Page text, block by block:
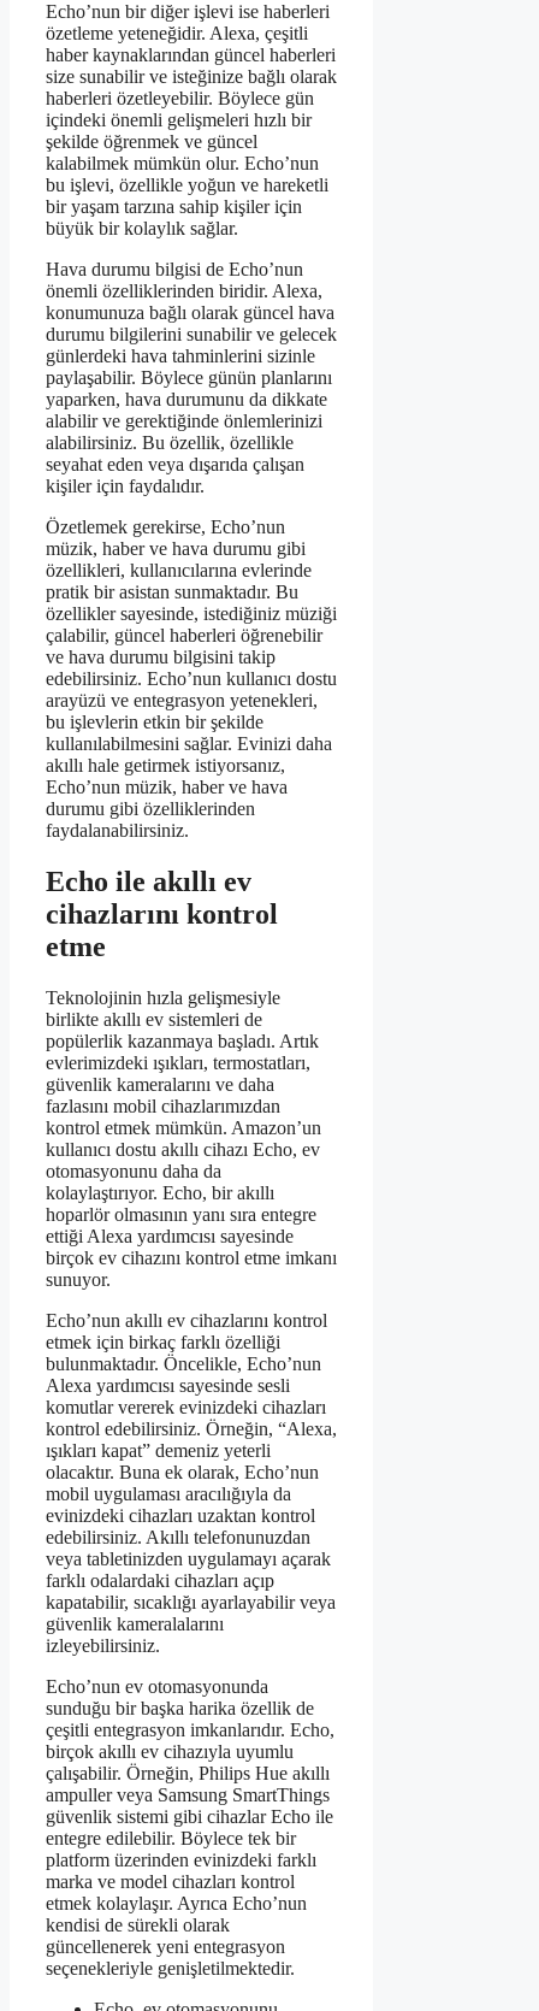
Echo’nun bir diğer işlevi ise haberleri
özetleme yeteneğidir. Alexa, çeşitli
haber kaynaklarından güncel haberleri
size sunabilir ve isteğinize bağlı olarak
haberleri özetleyebilir. Böylece gün
içindeki önemli gelişmeleri hızlı bir
şekilde öğrenmek ve güncel
kalabilmek mümkün olur. Echo’nun
bu işlevi, özellikle yoğun ve hareketli
bir yaşam tarzına sahip kişiler için
büyük bir kolaylık sağlar.
Hava durumu bilgisi de Echo’nun
önemli özelliklerinden biridir. Alexa,
konumunuza bağlı olarak güncel hava
durumu bilgilerini sunabilir ve gelecek
günlerdeki hava tahminlerini sizinle
paylaşabilir. Böylece günün planlarını
yaparken, hava durumunu da dikkate
alabilir ve gerektiğinde önlemlerinizi
alabilirsiniz. Bu özellik, özellikle
seyahat eden veya dışarıda çalışan
kişiler için faydalıdır.
Özetlemek gerekirse, Echo’nun
müzik, haber ve hava durumu gibi
özellikleri, kullanıcılarına evlerinde
pratik bir asistan sunmaktadır. Bu
özellikler sayesinde, istediğiniz müziği
çalabilir, güncel haberleri öğrenebilir
ve hava durumu bilgisini takip
edebilirsiniz. Echo’nun kullanıcı dostu
arayüzü ve entegrasyon yetenekleri,
bu işlevlerin etkin bir şekilde
kullanılabilmesini sağlar. Evinizi daha
akıllı hale getirmek istiyorsanız,
Echo’nun müzik, haber ve hava
durumu gibi özelliklerinden
faydalanabilirsiniz.
Echo ile akıllı ev
cihazlarını kontrol
etme
Teknolojinin hızla gelişmesiyle
birlikte akıllı ev sistemleri de
popülerlik kazanmaya başladı. Artık
evlerimizdeki ışıkları, termostatları,
güvenlik kameralarını ve daha
fazlasını mobil cihazlarımızdan
kontrol etmek mümkün. Amazon’un
kullanıcı dostu akıllı cihazı Echo, ev
otomasyonunu daha da
kolaylaştırıyor. Echo, bir akıllı
hoparlör olmasının yanı sıra entegre
ettiği Alexa yardımcısı sayesinde
birçok ev cihazını kontrol etme imkanı
sunuyor.
Echo’nun akıllı ev cihazlarını kontrol
etmek için birkaç farklı özelliği
bulunmaktadır. Öncelikle, Echo’nun
Alexa yardımcısı sayesinde sesli
komutlar vererek evinizdeki cihazları
kontrol edebilirsiniz. Örneğin, “Alexa,
ışıkları kapat” demeniz yeterli
olacaktır. Buna ek olarak, Echo’nun
mobil uygulaması aracılığıyla da
evinizdeki cihazları uzaktan kontrol
edebilirsiniz. Akıllı telefonunuzdan
veya tabletinizden uygulamayı açarak
farklı odalardaki cihazları açıp
kapatabilir, sıcaklığı ayarlayabilir veya
güvenlik kameralalarını
izleyebilirsiniz.
Echo’nun ev otomasyonunda
sunduğu bir başka harika özellik de
çeşitli entegrasyon imkanlarıdır. Echo,
birçok akıllı ev cihazıyla uyumlu
çalışabilir. Örneğin, Philips Hue akıllı
ampuller veya Samsung SmartThings
güvenlik sistemi gibi cihazlar Echo ile
entegre edilebilir. Böylece tek bir
platform üzerinden evinizdeki farklı
marka ve model cihazları kontrol
etmek kolaylaşır. Ayrıca Echo’nun
kendisi de sürekli olarak
güncellenerek yeni entegrasyon
seçenekleriyle genişletilmektedir.